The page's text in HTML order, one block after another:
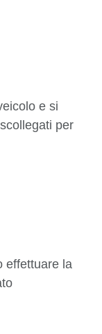
e si
per
effettuare la